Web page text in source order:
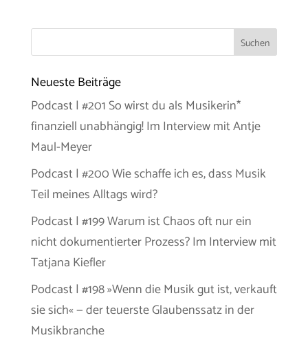
Neueste Beiträge
Podcast | #201 So wirst du als Musikerin*
finanziell unabhängig! Im Interview mit Antje
Maul-Meyer
Podcast | #200 Wie schaffe ich es, dass Musik
Teil meines Alltags wird?
Podcast | #199 Warum ist Chaos oft nur ein
nicht dokumentierter Prozess? Im Interview mit
Tatjana Kiefler
Podcast | #198 »Wenn die Musik gut ist, verkauft
sie sich« — der teuerste Glaubenssatz in der
Musikbranche